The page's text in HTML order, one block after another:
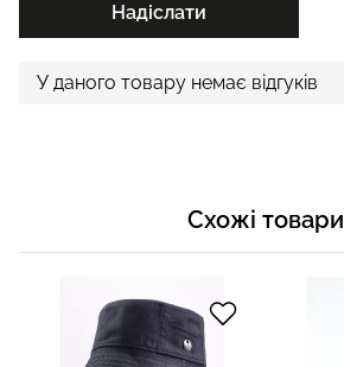
Надіслати
У даного товару немає відгуків
Схожі товари